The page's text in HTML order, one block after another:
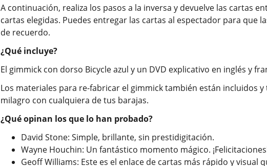
A continuación, realiza los pasos a la inversa y devuelve las cartas
cartas elegidas. Puedes entregar las cartas al espectador para que
de recuerdo.
¿Qué incluye?
El gimmick con dorso Bicycle azul y un DVD explicativo en inglés y
Los materiales para re-fabricar el gimmick también están incluidos
milagro con cualquiera de tus barajas.
¿Qué opinan los que lo han probado?
David Stone: Simple, brillante, sin prestidigitación.
Wayne Houchin: Un fantástico momento mágico.
Geoff Williams: Este es el enlace de cartas más rápido y visual